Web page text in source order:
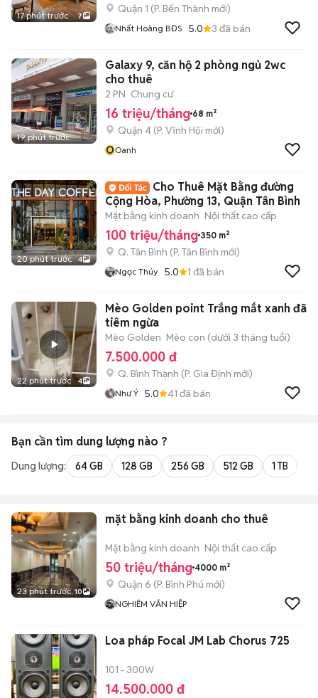
17 phút trước 7
Quận 1 (P. Bến Thành mới)
Nhất Hoàng BĐS 5.0 3 đã bán
19 phút trước
Galaxy 9, căn hộ 2 phòng ngủ 2wc
cho thuê
2 PN Chung cư
16 triệu/tháng 68 m²
Quận 4 (P. Vĩnh Hội mới)
OOanh
20 phút trước 4
Cho Thuê Mặt Bằng đường
Cộng Hòa, Phường 13, Quận Tân Bình
Mặt bằng kinh doanh Nội thất cao cấp
100 triệu/tháng 350 m²
Q. Tân Bình (P. Tân Bình mới)
Ngọc Thúy 5.0 1 đã bán
22 phút trước 4
Mèo Golden point Trắng mắt xanh đã
tiêm ngừa
Mèo Golden Mèo con (dưới 3 tháng tuổi)
7.500.000 đ
Q. Bình Thạnh (P. Gia Định mới)
Như Ý 5.0 41 đã bán
Bạn cần tìm dung lượng nào ?
Dung lượng: 64 GB 128 GB 256 GB 512 GB 1 TB
23 phút trước 10
mặt bằng kinh doanh cho thuê
Mặt bằng kinh doanh Nội thất cao cấp
50 triệu/tháng 4000 m²
Quận 6 (P. Bình Phú mới)
NGHIÊM VĂN HIỆP
Loa pháp Focal JM Lab Chorus 725
101 - 300W
14.500.000 đ